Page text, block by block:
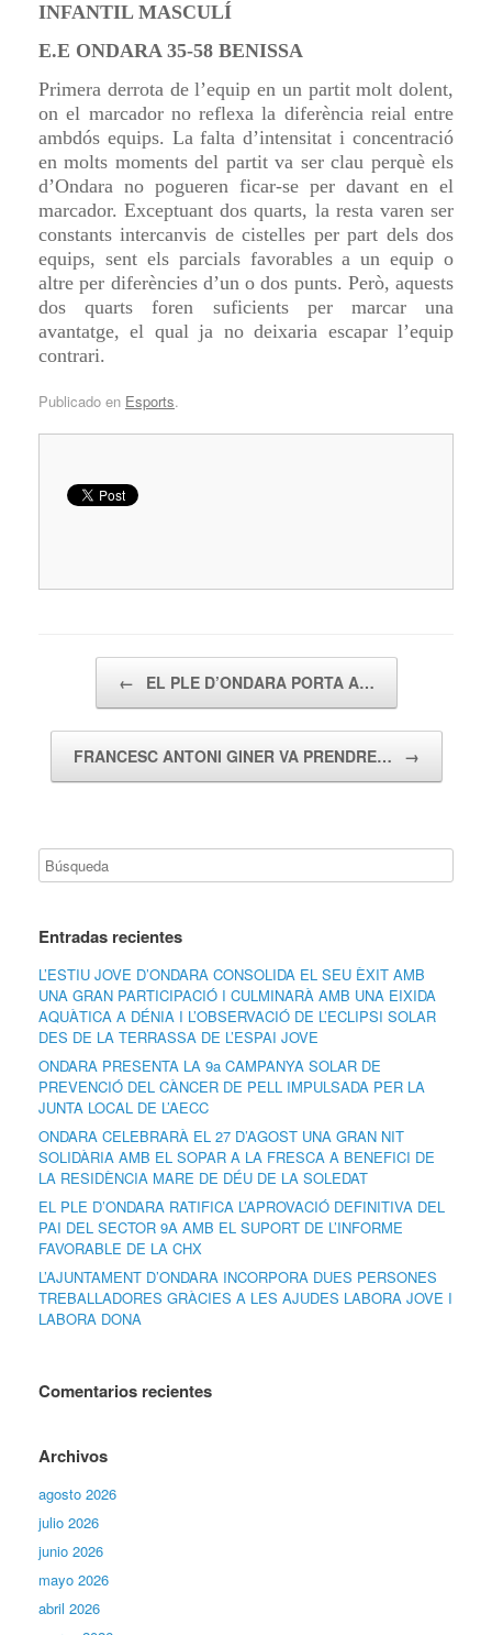
INFANTIL MASCULÍ
E.E ONDARA 35-58 BENISSA
Primera derrota de l’equip en un partit molt dolent,
on el marcador no reflexa la diferència reial entre
ambdós equips. La falta d’intensitat i concentració
en molts moments del partit va ser clau perquè els
d’Ondara no pogueren ficar-se per davant en el
marcador. Exceptuant dos quarts, la resta varen ser
constants intercanvis de cistelles per part dels dos
equips, sent els parcials favorables a un equip o
altre per diferències d’un o dos punts. Però, aquests
dos quarts foren suficients per marcar una
avantatge, el qual ja no deixaria escapar l’equip
contrari.
Publicado en Esports.
← EL PLE D’ONDARA PORTA A…
FRANCESC ANTONI GINER VA PRENDRE… →
Entradas recientes
L’ESTIU JOVE D’ONDARA CONSOLIDA EL SEU ÈXIT AMB
UNA GRAN PARTICIPACIÓ I CULMINARÀ AMB UNA EIXIDA
AQUÀTICA A DÉNIA I L’OBSERVACIÓ DE L’ECLIPSI SOLAR
DES DE LA TERRASSA DE L’ESPAI JOVE
ONDARA PRESENTA LA 9a CAMPANYA SOLAR DE
PREVENCIÓ DEL CÀNCER DE PELL IMPULSADA PER LA
JUNTA LOCAL DE L’AECC
ONDARA CELEBRARÀ EL 27 D’AGOST UNA GRAN NIT
SOLIDÀRIA AMB EL SOPAR A LA FRESCA A BENEFICI DE
LA RESIDÈNCIA MARE DE DÉU DE LA SOLEDAT
EL PLE D’ONDARA RATIFICA L’APROVACIÓ DEFINITIVA DEL
PAI DEL SECTOR 9A AMB EL SUPORT DE L’INFORME
FAVORABLE DE LA CHX
L’AJUNTAMENT D’ONDARA INCORPORA DUES PERSONES
TREBALLADORES GRÀCIES A LES AJUDES LABORA JOVE I
LABORA DONA
Comentarios recientes
Archivos
agosto 2026
julio 2026
junio 2026
mayo 2026
abril 2026